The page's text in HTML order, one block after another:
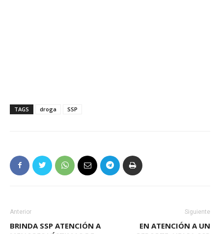
TAGS droga SSP
Anterior
BRINDA SSP ATENCIÓN A
Siguiente
EN ATENCIÓN A UN